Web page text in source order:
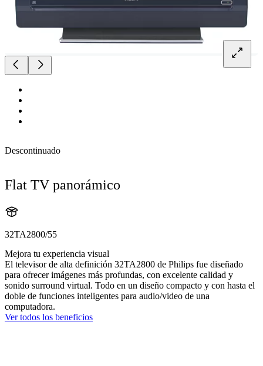
Descontinuado
Flat TV panorámico
32TA2800/55
Mejora tu experiencia visual
El televisor de alta definición 32TA2800 de Philips fue diseñado
para ofrecer imágenes más profundas, con excelente calidad y
sonido surround virtual. Todo en un diseño compacto y con hasta el
doble de funciones inteligentes para audio/video de una
computadora.
Ver todos los beneficios